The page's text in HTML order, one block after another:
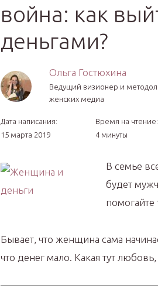
война: как
деньгами?
Ольга Гостюхина
Ведущий визионер и
женских медиа
Дата написания:
15 марта 2019
Время на чтение:
4 минуты
В семье
будет
помогайте
Бывает, что женщина сама
что денег мало. Какая тут любовь,